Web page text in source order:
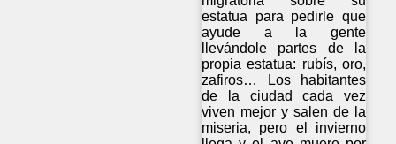
estatua para pedirle que
ayude a la gente
llevándole partes de la
propia estatua: rubís, oro,
zafiros… Los habitantes
de la ciudad cada vez
viven mejor y salen de la
miseria, pero el invierno